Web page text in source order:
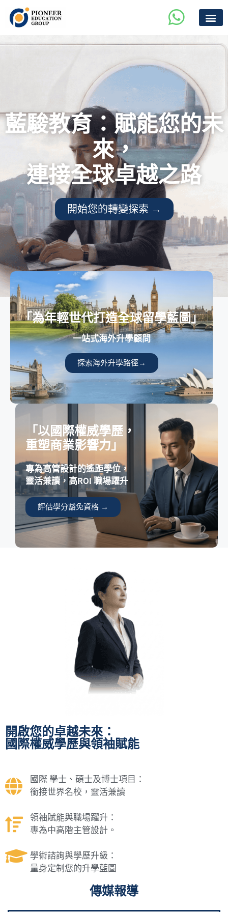
藍駿教育：賦能您的未
來，
連接全球卓越之路
開始您的轉變探索 →
「為年輕世代打造全球留學藍圖」
一站式海外升學顧問
探索海外升學路徑→
「以國際權威學歷，
重塑商業影響力」
專為高管設計的遙距學位，
靈活兼讀，高ROI 職場躍升
評估學分豁免資格 →
開啟您的卓越未來：
國際權威學歷與領袖賦能
國際 學士、碩士及博士項目：
銜接世界名校，靈活兼讀
領袖賦能與職場躍升：
專為中高階主管設計。
學術諮詢與學歷升級：
量身定制您的升學藍圖
傳媒報導